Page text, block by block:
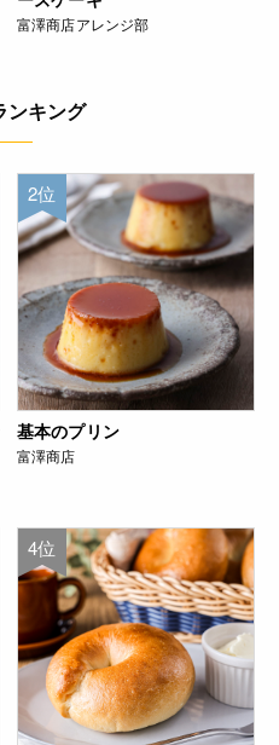
富澤商店アレンジ部
ンキング
2位
基本のプリン
富澤商店
4位